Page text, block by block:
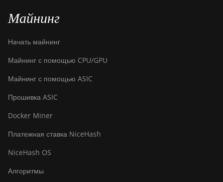
Майнинг
Начать майнинг
Майнинг с помощью CPU/GPU
Майнинг с помощью ASIC
Прошивка ASIC
Docker Miner
Платежная ставка NiceHash
NiceHash OS
Алгоритмы